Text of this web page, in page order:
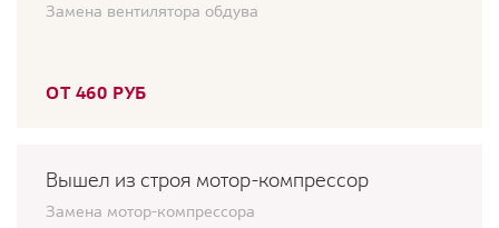
Замена вентилятора обдува
ОТ 460 РУБ
Вышел из строя мотор-компрессор
Замена мотор-компрессора